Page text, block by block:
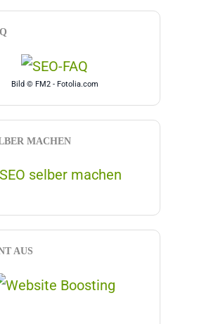
Bild © FM2 - Fotolia.com
MACHEN
AUS